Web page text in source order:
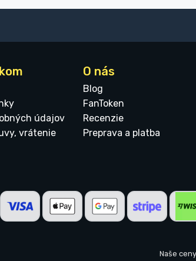
údajov
vrátenie
O nás
Blog
FanToken
Recenzie
Preprava a platba
Naše